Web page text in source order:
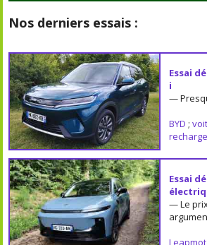
Nos derniers essais :
Essai
i
—
BYD ;
Essai
— Le